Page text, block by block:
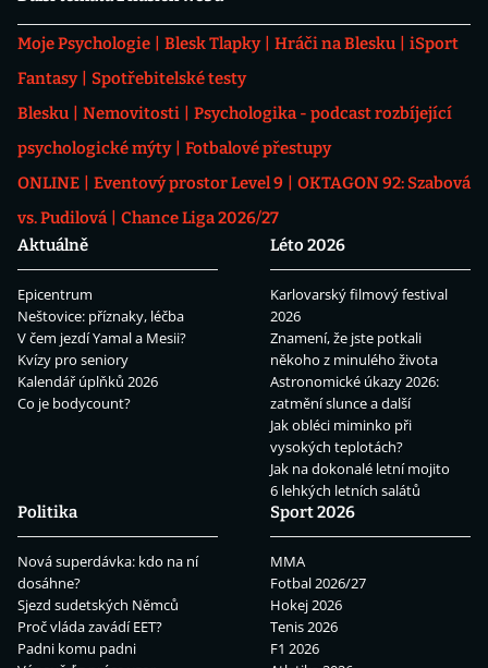
Moje Psychologie Blesk Tlapky Hráči na Blesku
iSport
Fantasy
Spotřebitelské testy
Blesku
Nemovitosti
Psychologika - podcast rozbíjející
psychologické mýty
Fotbalové přestupy
ONLINE
Eventový prostor Level 9
OKTAGON 92: Szabová
vs. Pudilová
Chance Liga 2026/27
Aktuálně
Epicentrum
Neštovice: příznaky, léčba
V čem jezdí Yamal a Mesii?
Kvízy pro seniory
Kalendář úplňků 2026
Co je bodycount?
Léto 2026
Karlovarský filmový festival
2026
Znamení, že jste potkali
někoho z minulého života
Astronomické úkazy 2026:
zatmění slunce a další
Jak obléci miminko při
vysokých teplotách?
Jak na dokonalé letní mojito
6 lehkých letních salátů
Politika
Nová superdávka: kdo na ní
dosáhne?
Sjezd sudetských Němců
Proč vláda zavádí EET?
Padni komu padni
Sport 2026
MMA
Fotbal 2026/27
Hokej 2026
Tenis 2026
F1 2026